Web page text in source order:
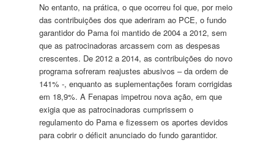
No entanto, na prática, o que ocorreu foi que, por meio
das contribuições dos que aderiram ao PCE, o fundo
garantidor do Pama foi mantido de 2004 a 2012, sem
que as patrocinadoras arcassem com as despesas
crescentes. De 2012 a 2014, as contribuições do novo
programa sofreram reajustes abusivos – da ordem de
141% -, enquanto as suplementações foram corrigidas
em 18,9%. A Fenapas impetrou nova ação, em que
exigia que as patrocinadoras cumprissem o
regulamento do Pama e fizessem os aportes devidos
para cobrir o déficit anunciado do fundo garantidor.